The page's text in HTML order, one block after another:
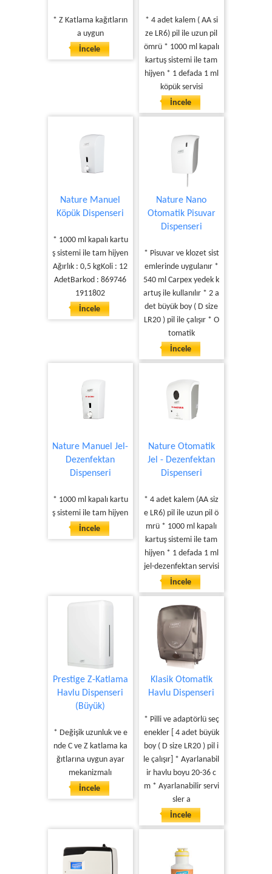
* Z Katlama kağıtların
a uygun
İncele
* 4 adet kalem ( AA si
ze LR6) pil ile uzun pil
ömrü * 1000 ml kapalı
kartuş sistemi ile tam
hijyen * 1 defada 1 ml
köpük servisi
İncele
Nature Manuel
Köpük Dispenseri
* 1000 ml kapalı kartu
ş sistemi ile tam hijyen
Ağırlık : 0,5 kgKoli : 12
AdetBarkod : 869746
1911802
İncele
Nature Nano
Otomatik Pisuvar
Dispenseri
* Pisuvar ve klozet sist
emlerinde uygulanır *
540 ml Carpex yedek k
artuş ile kullanılır * 2 a
det büyük boy ( D size
LR20 ) pil ile çalışır * O
tomatik
İncele
Nature Manuel Jel-
Dezenfektan
Dispenseri
* 1000 ml kapalı kartu
ş sistemi ile tam hijyen
İncele
Nature Otomatik
Jel - Dezenfektan
Dispenseri
* 4 adet kalem (AA siz
e LR6) pil ile uzun pil ö
mrü * 1000 ml kapalı
kartuş sistemi ile tam
hijyen * 1 defada 1 ml
jel-dezenfektan servisi
İncele
Prestige Z-Katlama
Havlu Dispenseri
(Büyük)
* Değişik uzunluk ve e
nde C ve Z katlama ka
ğıtlarına uygun ayar
mekanizmalı
İncele
Klasik Otomatik
Havlu Dispenseri
* Pilli ve adaptörlü seç
enekler [ 4 adet büyük
boy ( D size LR20 ) pil i
le çalışır] * Ayarlanabil
ir havlu boyu 20-36 c
m * Ayarlanabilir servi
sler a
İncele